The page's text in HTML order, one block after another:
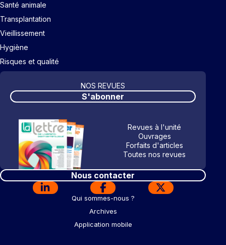
Santé animale
Transplantation
Vieillissement
Hygiène
Risques et qualité
NOS REVUES
S'abonner
Revues à l'unité
Ouvrages
Forfaits d'articles
Toutes nos revues
Nous contacter
Qui sommes-nous ?
Archives
Application mobile